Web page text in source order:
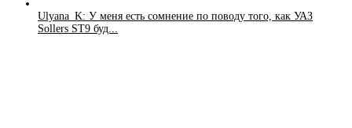
Ulyana_K: У меня есть сомнение по поводу того, как УАЗ
Sollers ST9 буд...